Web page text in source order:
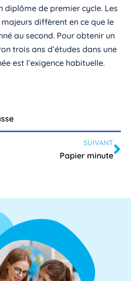
diplôme de premier cycle. Les
diffèrent en ce que le
au second. Pour obtenir un
trois ans d’études dans une
est l’exigence habituelle.
SUIVANT
Papier minute